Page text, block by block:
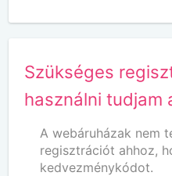
Szükséges
használni tudjam
A webáruházak nem
regisztrációt ahhoz,
kedvezménykódot.